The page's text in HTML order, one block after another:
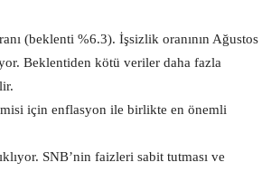
(beklenti %6.3). İşsizlik oranının Ağustos
Beklentiden kötü veriler daha fazla
için enflasyon ile birlikte en önemli
SNB’nin faizleri sabit tutması ve